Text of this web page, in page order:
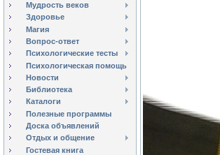
Мудрость веков
Здоровье
Магия
Вопрос-ответ
Психологические тесты
Психологическая помощь
Новости
Библиотека
Каталоги
Полезные программы
Доска объявлений
Отдых и общение
Гостевая книга